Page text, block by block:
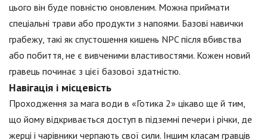
цього він буде повністю оновленим. Можна приймати
спеціальні трави або продукти з напоями. Базові навички
грабежу, такі як спустошення кишень NPC після вбивства
або побиття, не є вивченими властивостями. Кожен новий
гравець починає з цієї базової здатністю.
Навігація і місцевість
Проходження за мага води в «Готика 2» цікаво ще й тим,
що йому відкривається доступ в підземні печери і річки, де
жерці і чарівники черпають свої сили. Іншим класам гравців